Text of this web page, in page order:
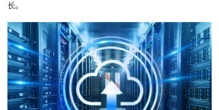
长。